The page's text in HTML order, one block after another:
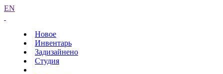
EN
Новое
Инвентарь
Задизайнено
Студия